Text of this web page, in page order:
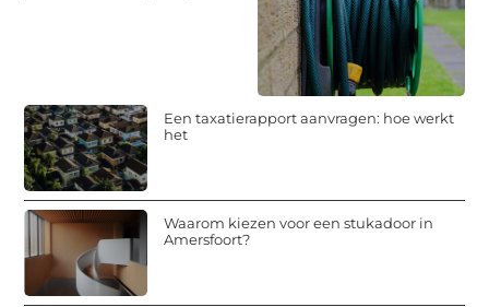
Een taxatierapport aanvragen: hoe werkt
het
Waarom kiezen voor een stukadoor in
Amersfoort?